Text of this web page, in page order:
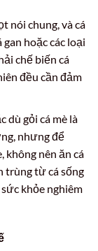
nói chung, và cá
hoặc các loại
chế biến cá
đều cần đảm
dù gỏi cá mè là
nhưng để
không nên ăn cá
trùng từ cá sống
khỏe nghiêm